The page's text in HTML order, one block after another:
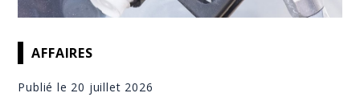
AFFAIRES
Publié le 20 juillet 2026